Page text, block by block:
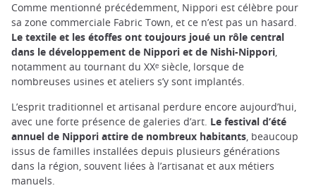
Comme mentionné précédemment, Nippori est célèbre pour
sa zone commerciale Fabric Town, et ce n’est pas un hasard.
Le textile et les étoffes ont toujours joué un rôle central
dans le développement de Nippori et de Nishi-Nippori,
notamment au tournant du XXᵉ siècle, lorsque de
nombreuses usines et ateliers s’y sont implantés.
L’esprit traditionnel et artisanal perdure encore aujourd’hui,
avec une forte présence de galeries d’art. Le festival d’été
annuel de Nippori attire de nombreux habitants , beaucoup
issus de familles installées depuis plusieurs générations
dans la région, souvent liées à l’artisanat et aux métiers
manuels.